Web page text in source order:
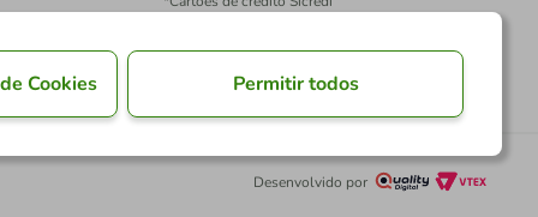
Desenvolvido por
Cookies Permitir todos